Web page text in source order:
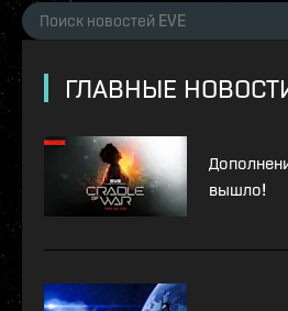
ГЛАВНЫЕ
вышло!